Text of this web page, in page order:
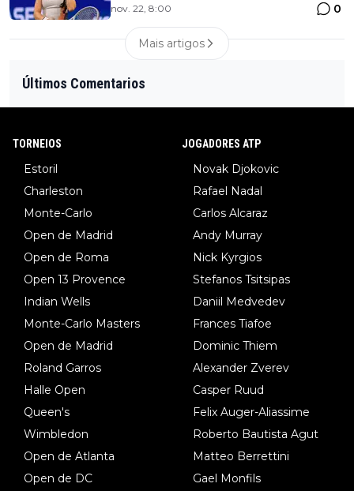
nov. 22, 8:00 0
Mais artigos
Últimos Comentarios
TORNEIOS
Estoril
Charleston
Monte-Carlo
Open de Madrid
Open de Roma
Open 13 Provence
Indian Wells
Monte-Carlo Masters
Open de Madrid
Roland Garros
Halle Open
Queen's
Wimbledon
Open de Atlanta
Open de DC
JOGADORES ATP
Novak Djokovic
Rafael Nadal
Carlos Alcaraz
Andy Murray
Nick Kyrgios
Stefanos Tsitsipas
Daniil Medvedev
Frances Tiafoe
Dominic Thiem
Alexander Zverev
Casper Ruud
Felix Auger-Aliassime
Roberto Bautista Agut
Matteo Berrettini
Gael Monfils